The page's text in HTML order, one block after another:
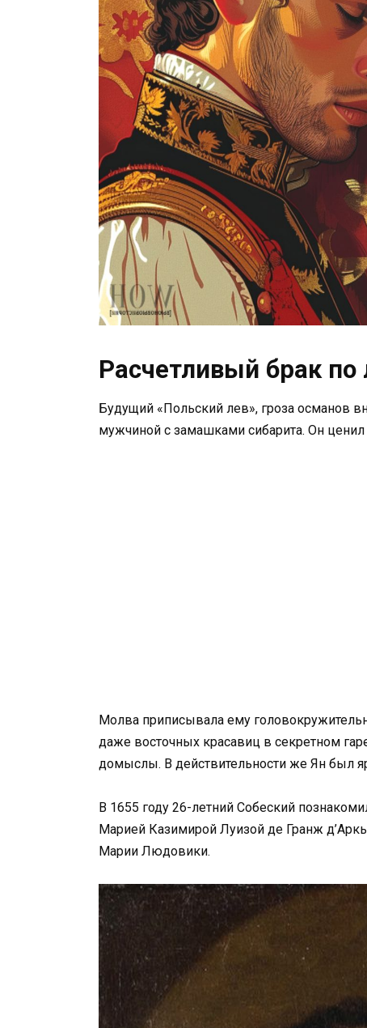
Расчетливый брак по
Будущий «Польский лев», гроза османов
мужчиной с замашками сибарита. Он
Молва приписывала ему
даже восточных красавиц в секретном
домыслы. В действительности же Ян
В 1655 году 26-летний Собеский
Марией Казимирой Луизой де Гранж
Марии Людовики.